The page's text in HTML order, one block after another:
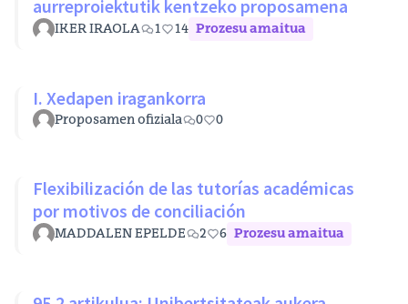
aurreproiektutik kentzeko proposamena
IKER IRAOLA 1 14 Prozesu amaitua
I. Xedapen iragankorra
Proposamen ofiziala 0 0
Flexibilización de las tutorías académicas
por motivos de conciliación
MADDALEN EPELDE 2 6 Prozesu amaitua